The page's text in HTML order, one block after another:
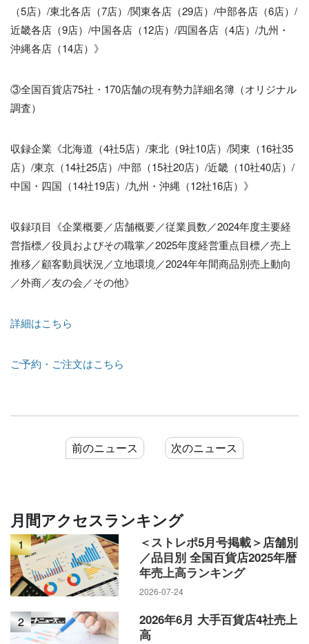
（5店）/東北各店（7店）/関東各店（29店）/中部各店（6店）/
近畿各店（9店）/中国各店（12店）/四国各店（4店）/九州・
沖縄各店（14店）》
③全国百貨店75社・170店舗の現有勢力詳細名簿（オリジナル
調査）
収録企業《北海道（4社5店）/東北（9社10店）/関東（16社35
店）/東京（14社25店）/中部（15社20店）/近畿（10社40店）/
中国・四国（14社19店）/九州・沖縄（12社16店）》
収録項目《企業概要／店舗概要／従業員数／2024年度主要経
営指標／役員およびその職掌／2025年度経営重点目標／売上
推移／顧客動員状況／立地環境／2024年年間商品別売上動向
／外商／友の会／その他》
詳細はこちら
ご予約・ご注文はこちら
前のニュース 次のニュース
月間アクセスランキング
1
＜ストレポ5月号掲載＞店舗別
／品目別 全国百貨店2025年暦
年売上高ランキング
2026-07-24
2
2026年6月 大手百貨店4社売上
高